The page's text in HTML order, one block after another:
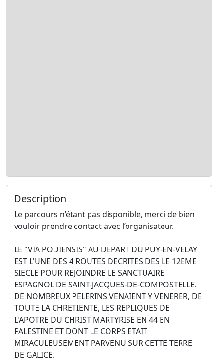
Description
Le parcours n’étant pas disponible, merci de bien
vouloir prendre contact avec l’organisateur.
LE "VIA PODIENSIS" AU DEPART DU PUY-EN-VELAY
EST L'UNE DES 4 ROUTES DECRITES DES LE 12EME
SIECLE POUR REJOINDRE LE SANCTUAIRE
ESPAGNOL DE SAINT-JACQUES-DE-COMPOSTELLE.
DE NOMBREUX PELERINS VENAIENT Y VENERER, DE
TOUTE LA CHRETIENTE, LES REPLIQUES DE
L'APOTRE DU CHRIST MARTYRISE EN 44 EN
PALESTINE ET DONT LE CORPS ETAIT
MIRACULEUSEMENT PARVENU SUR CETTE TERRE
DE GALICE.